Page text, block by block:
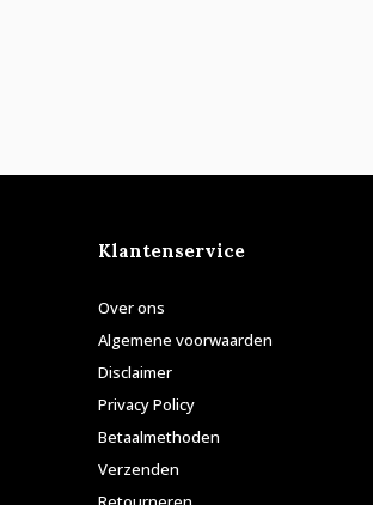
Klantenservice
Over ons
Algemene voorwaarden
Disclaimer
Privacy Policy
Betaalmethoden
Verzenden